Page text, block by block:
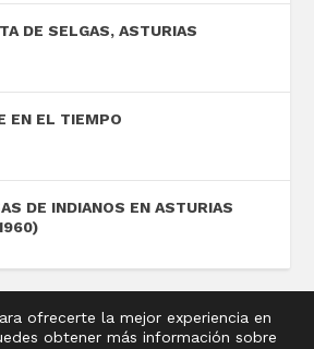
DE SELGAS, ASTURIAS
EN EL TIEMPO
DE INDIANOS EN ASTURIAS
Themes| Desarrollado por
ofrecerte la mejor experiencia en
obtener más información sobre